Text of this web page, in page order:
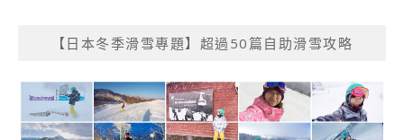
【日本冬季滑雪專題】超過50篇自助滑雪攻略